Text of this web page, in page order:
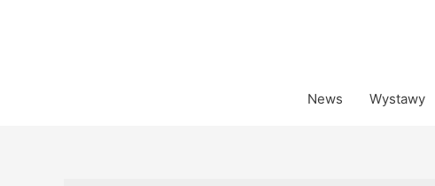
News Wystawy